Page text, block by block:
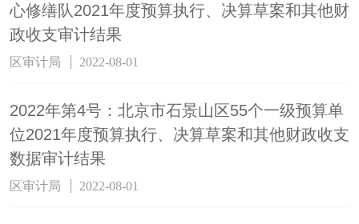
心修缮队2021年度预算执行、决算草案和其他财
政收支审计结果
区审计局 2022-08-01
2022年第4号：北京市石景山区55个一级预算单
位2021年度预算执行、决算草案和其他财政收支
数据审计结果
区审计局 2022-08-01